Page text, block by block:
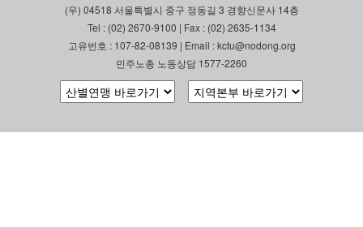
(우) 04518 서울특별시 중구 정동길 3 경향신문사 14층
Tel : (02) 2670-9100 | Fax : (02) 2635-1134
고유번호 : 107-82-08139 | Email : kctu@nodong.org
민주노총 노동상담 1577-2260